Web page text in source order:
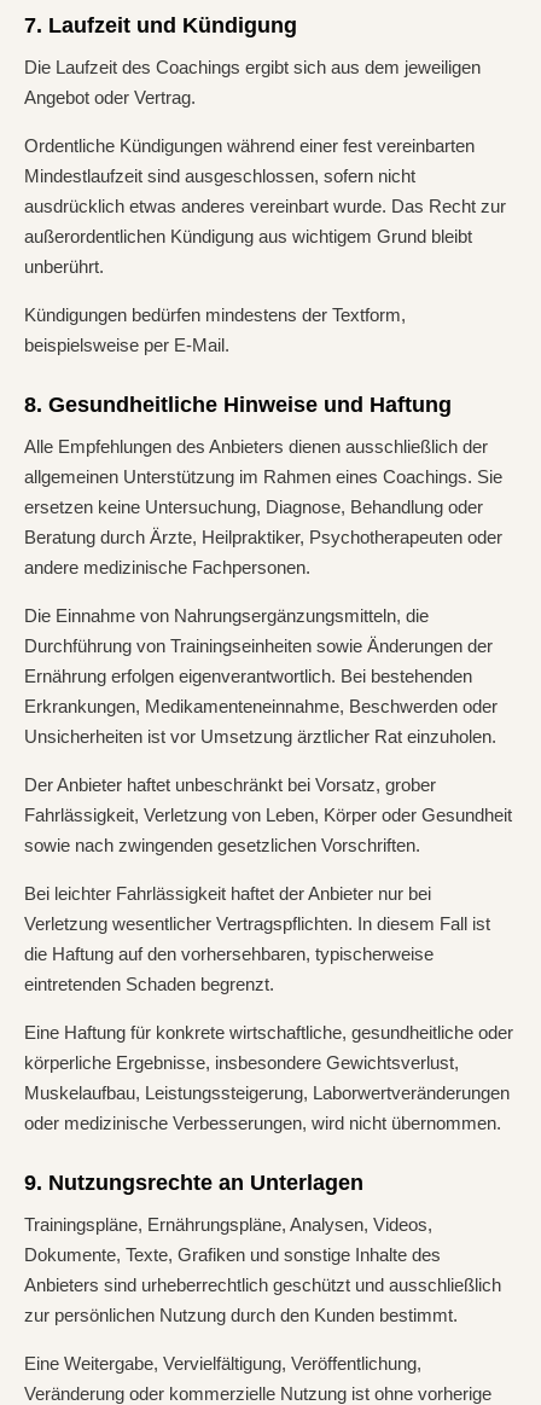
7. Laufzeit und Kündigung
Die Laufzeit des Coachings ergibt sich aus dem jeweiligen
Angebot oder Vertrag.
Ordentliche Kündigungen während einer fest vereinbarten
Mindestlaufzeit sind ausgeschlossen, sofern nicht
ausdrücklich etwas anderes vereinbart wurde. Das Recht zur
außerordentlichen Kündigung aus wichtigem Grund bleibt
unberührt.
Kündigungen bedürfen mindestens der Textform,
beispielsweise per E-Mail.
8. Gesundheitliche Hinweise und Haftung
Alle Empfehlungen des Anbieters dienen ausschließlich der
allgemeinen Unterstützung im Rahmen eines Coachings. Sie
ersetzen keine Untersuchung, Diagnose, Behandlung oder
Beratung durch Ärzte, Heilpraktiker, Psychotherapeuten oder
andere medizinische Fachpersonen.
Die Einnahme von Nahrungsergänzungsmitteln, die
Durchführung von Trainingseinheiten sowie Änderungen der
Ernährung erfolgen eigenverantwortlich. Bei bestehenden
Erkrankungen, Medikamenteneinnahme, Beschwerden oder
Unsicherheiten ist vor Umsetzung ärztlicher Rat einzuholen.
Der Anbieter haftet unbeschränkt bei Vorsatz, grober
Fahrlässigkeit, Verletzung von Leben, Körper oder Gesundheit
sowie nach zwingenden gesetzlichen Vorschriften.
Bei leichter Fahrlässigkeit haftet der Anbieter nur bei
Verletzung wesentlicher Vertragspflichten. In diesem Fall ist
die Haftung auf den vorhersehbaren, typischerweise
eintretenden Schaden begrenzt.
Eine Haftung für konkrete wirtschaftliche, gesundheitliche oder
körperliche Ergebnisse, insbesondere Gewichtsverlust,
Muskelaufbau, Leistungssteigerung, Laborwertveränderungen
oder medizinische Verbesserungen, wird nicht übernommen.
9. Nutzungsrechte an Unterlagen
Trainingspläne, Ernährungspläne, Analysen, Videos,
Dokumente, Texte, Grafiken und sonstige Inhalte des
Anbieters sind urheberrechtlich geschützt und ausschließlich
zur persönlichen Nutzung durch den Kunden bestimmt.
Eine Weitergabe, Vervielfältigung, Veröffentlichung,
Veränderung oder kommerzielle Nutzung ist ohne vorherige